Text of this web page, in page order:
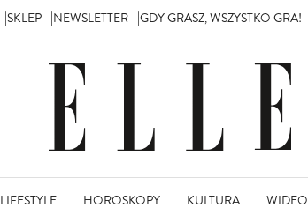
SKLEP NEWSLETTER GDY GRASZ, WSZYSTKO GRA!
LIFESTYLE HOROSKOPY KULTURA WIDEO